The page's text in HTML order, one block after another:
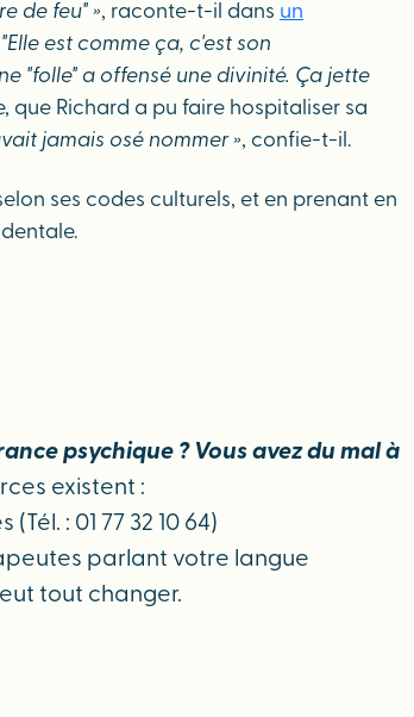
de feu" », raconte-t-il dans un
est comme ça, c'est son
"folle" a offensé une divinité. Ça jette
que Richard a pu faire hospitaliser sa
jamais osé nommer », confie-t-il.
ses codes culturels, et en prenant en
psychique ? Vous avez du mal à
existent :
: 01 77 32 10 64)
parlant votre langue
tout changer.